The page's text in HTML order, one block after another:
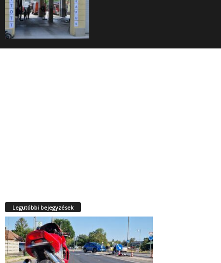
Legutóbbi bejegyzések